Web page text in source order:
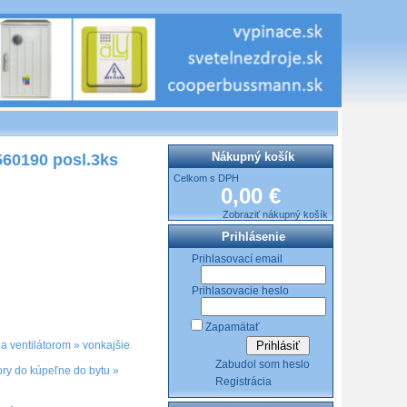
posl.3ks
ventilátorom » vonkajšie
do kúpeľne do bytu »
Nákupný košík
Celkom s DPH
0,00 €
Zobraziť nákupný košík
Prihlásenie
Prihlasovací email
Prihlasovacie heslo
Zapamätať
Zabudol som heslo
Registrácia